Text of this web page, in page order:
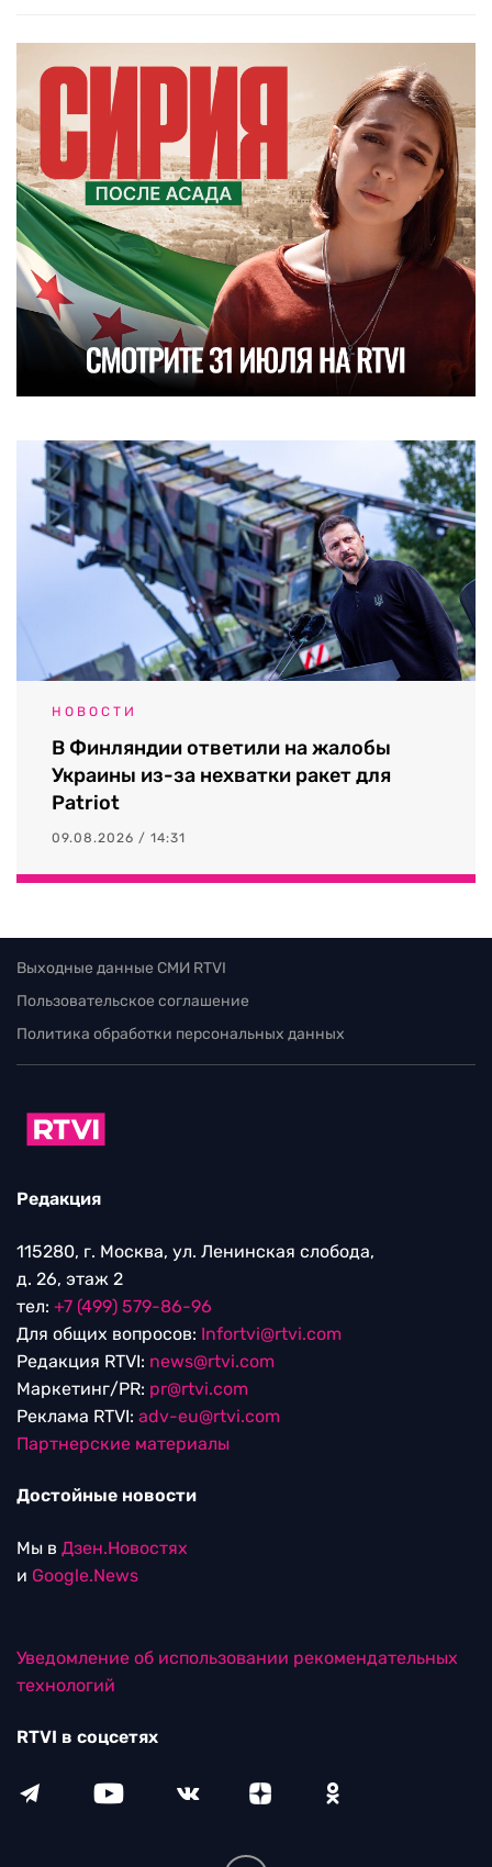
НОВОСТИ
В Финляндии ответили на жалобы
Украины из-за нехватки ракет для
Patriot
09.08.2026 / 14:31
Выходные данные СМИ RTVI
Пользовательское соглашение
Политика обработки персональных данных
Редакция
115280, г. Москва, ул. Ленинская слобода,
д. 26, этаж 2
тел: +7 (499) 579-86-96
Для общих вопросов: Infortvi@rtvi.com
Редакция RTVI: news@rtvi.com
Маркетинг/PR: pr@rtvi.com
Реклама RTVI: adv-eu@rtvi.com
Партнерские материалы
Достойные новости
Мы в Дзен.Новостях
и Google.News
Уведомление об использовании рекомендательных
технологий
RTVI в соцсетях